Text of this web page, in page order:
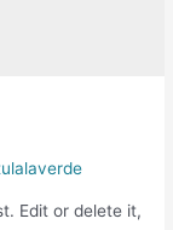
Edit or delete it,